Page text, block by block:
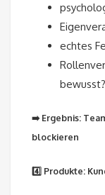
echtes
bewusst?
➡️ Ergebnis:
blockieren
4️⃣ Produkte: